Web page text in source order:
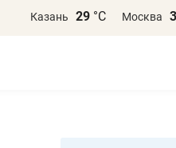
Казань 29 °С Москва